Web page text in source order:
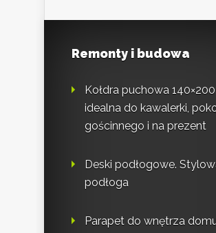
Remonty i budowa
Kołdra puchowa
idealna do kawalerki,
gościnnego i na prezent
Deski podłogowe.
podłoga
Parapet do wnętrza